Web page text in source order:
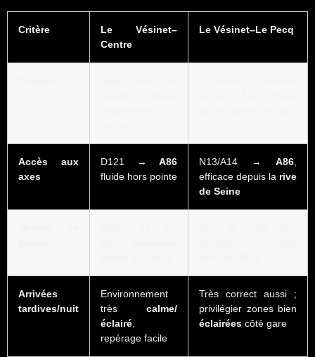
Critère
Le Vésinet–
Centre
Le Vésinet–Le Pecq
Accès aux
axes
D121 → A86
fluide hors pointe
N13/A14 → A86
efficace depuis la rive
de Seine
Arrivées
tardives/nuit
Environnement
très calme/
éclairé
repérage facile
Très correct aussi ;
privilégier zones bien
éclairées côté gare